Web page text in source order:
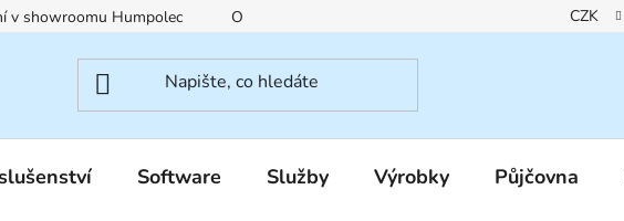
v showroomu Humpolec O nás Reklamační řád
CZK
Software Služby Výrobky Půjčovna